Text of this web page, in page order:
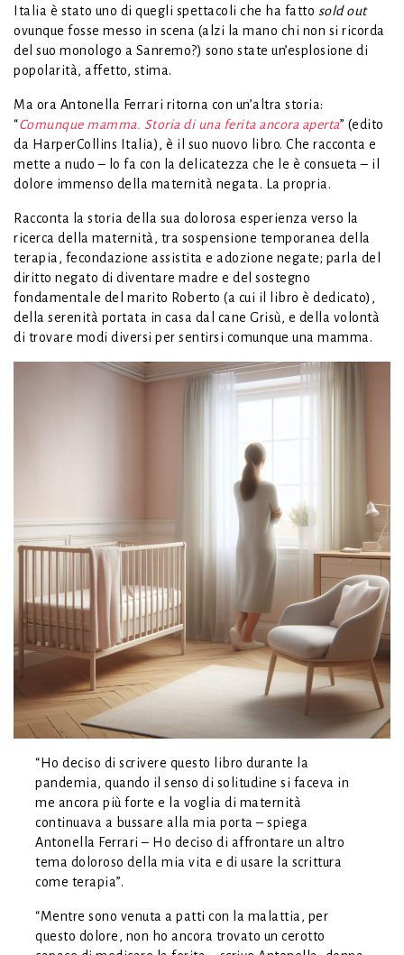
Italia è stato uno di quegli spettacoli che ha fatto sold out
ovunque fosse messo in scena (alzi la mano chi non si ricorda
del suo monologo a Sanremo?) sono state un’esplosione di
popolarità, affetto, stima.
Ma ora Antonella Ferrari ritorna con un’altra storia:
“Comunque mamma. Storia di una ferita ancora aperta” (edito
da HarperCollins Italia), è il suo nuovo libro. Che racconta e
mette a nudo – lo fa con la delicatezza che le è consueta – il
dolore immenso della maternità negata. La propria.
Racconta la storia della sua dolorosa esperienza verso la
ricerca della maternità, tra sospensione temporanea della
terapia, fecondazione assistita e adozione negate; parla del
diritto negato di diventare madre e del sostegno
fondamentale del marito Roberto (a cui il libro è dedicato),
della serenità portata in casa dal cane Grisù, e della volontà
di trovare modi diversi per sentirsi comunque una mamma.
“Ho deciso di scrivere questo libro durante la
pandemia, quando il senso di solitudine si faceva in
me ancora più forte e la voglia di maternità
continuava a bussare alla mia porta – spiega
Antonella Ferrari – Ho deciso di affrontare un altro
tema doloroso della mia vita e di usare la scrittura
come terapia”.
“Mentre sono venuta a patti con la malattia, per
questo dolore, non ho ancora trovato un cerotto